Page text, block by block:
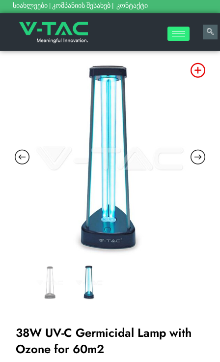
სიახლეები | კომპანიის შესახებ | კონტაქტი
38W UV-C Germicidal Lamp with
Ozone for 60m2